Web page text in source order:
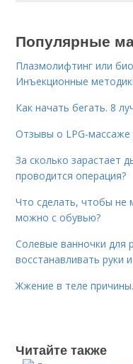
Популярные
Плазмолифтинг или
Инъекционные
Как начать бегать. 8
Отзывы о LPG-массаже
За сколько зарастает
проводится операция?
Что сделать, чтобы не
можно с обувью?
Солевые ванночки для
восстанавливать руки
Жжение в теле
Читайте также